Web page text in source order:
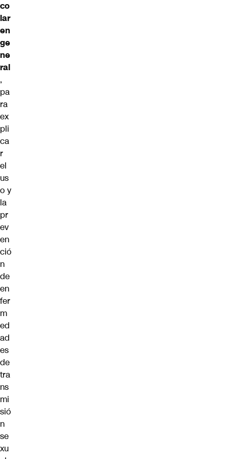
co
lar
en
ge
ne
ral
,
pa
ra
ex
pli
ca
r
el
us
o y
la
pr
ev
en
ció
n
de
en
fer
m
ed
ad
es
de
tra
ns
mi
sió
n
se
xu